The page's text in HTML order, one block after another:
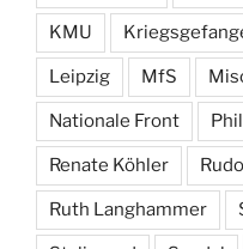
KMU
Leipzig MfS
Nationale Front
Renate Köhler
Ruth Langhammer